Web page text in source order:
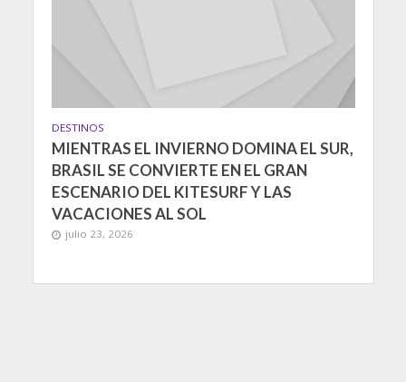
DESTINOS
MIENTRAS EL INVIERNO DOMINA EL SUR,
BRASIL SE CONVIERTE EN EL GRAN
ESCENARIO DEL KITESURF Y LAS
VACACIONES AL SOL
julio 23, 2026